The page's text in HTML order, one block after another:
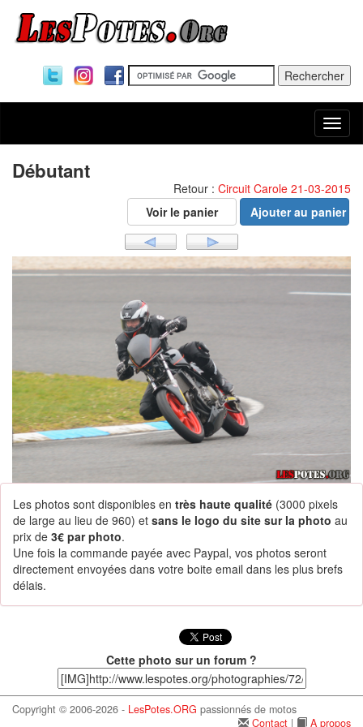
Débutant
Retour : Circuit Carole 21-03-2015
Les photos sont disponibles en très haute qualité (3000 pixels
de large au lieu de 960) et sans le logo du site sur la photo au
prix de 3€ par photo.
Une fois la commande payée avec Paypal, vos photos seront
directement envoyées dans votre boite email dans les plus brefs
délais.
Cette photo sur un forum ?
Copyright © 2006-2026 - LesPotes.ORG passionnés de motos
Contact | A propos